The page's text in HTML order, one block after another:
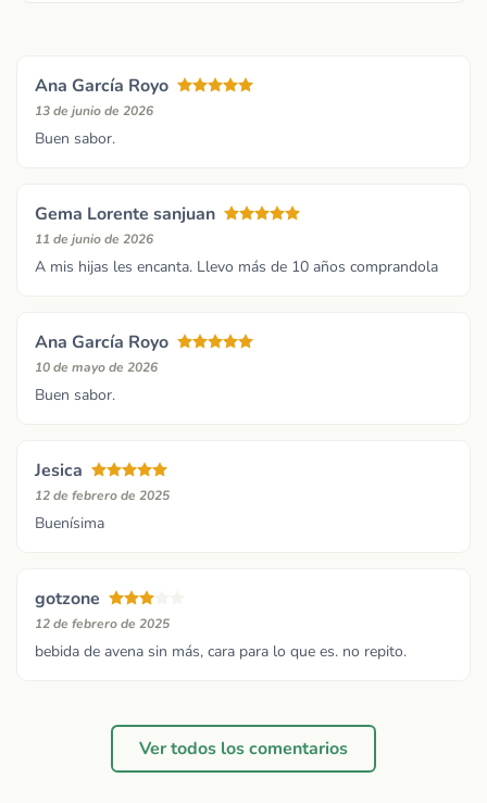
Ana García Royo
13 de junio de 2026
Buen sabor.
Gema Lorente sanjuan
11 de junio de 2026
A mis hijas les encanta. Llevo más de 10 años comprandola
Ana García Royo
10 de mayo de 2026
Buen sabor.
Jesica
12 de febrero de 2025
Buenísima
gotzone
12 de febrero de 2025
bebida de avena sin más, cara para lo que es. no repito.
Ver todos los comentarios